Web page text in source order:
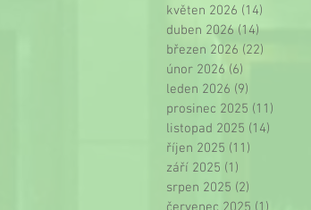
květen 2026 (14)
duben 2026 (14)
březen 2026 (22)
únor 2026 (6)
leden 2026 (9)
prosinec 2025 (11)
listopad 2025 (14)
říjen 2025 (11)
září 2025 (1)
srpen 2025 (2)